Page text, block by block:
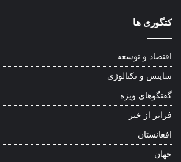
کتگوری ها
اقتصاد و توسعه
ساینس و تکنالوژی
گفتگوهای ویژه
فراتر از خبر
افغانستان
جهان